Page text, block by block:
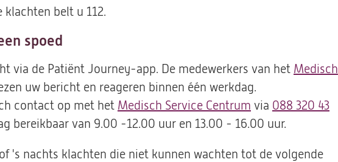
klachten belt u 112.
spoed
via de Patiënt Journey-app. De medewerkers van het Medisch
uw bericht en reageren binnen één werkdag.
contact op met het Medisch Service Centrum via 088 320 43
bereikbaar van 9.00 -12.00 uur en 13.00 - 16.00 uur.
's nachts klachten die niet kunnen wachten tot de volgende